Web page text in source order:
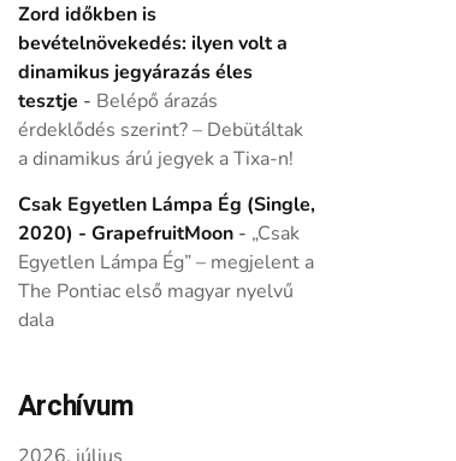
Zord időkben is
bevételnövekedés: ilyen volt a
dinamikus jegyárazás éles
tesztje - Belépő árazás
érdeklődés szerint? – Debütáltak
a dinamikus árú jegyek a Tixa-n!
Csak Egyetlen Lámpa Ég (Single,
2020) - GrapefruitMoon- „Csak
Egyetlen Lámpa Ég” – megjelent a
The Pontiac első magyar nyelvű
dala
Archívum